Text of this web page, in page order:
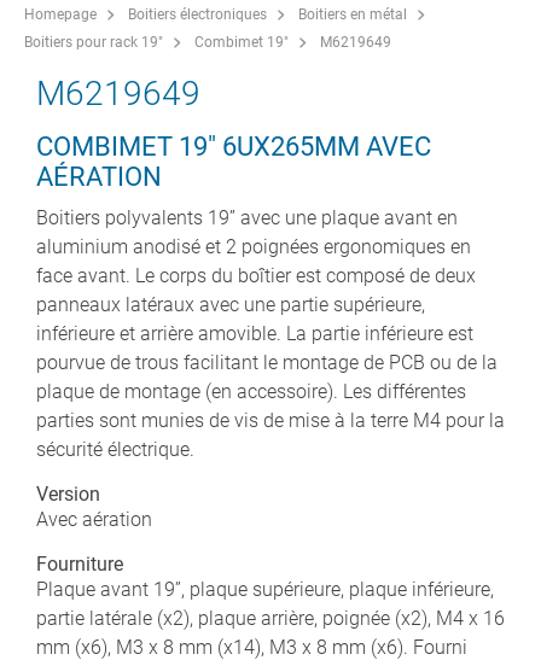
Homepage Boitiers électroniques
Boitiers en métal
Boitiers pour rack 19"
Combimet 19" M6219649
M6219649
COMBIMET 19" 6UX265MM AVEC
AÉRATION
Boitiers polyvalents 19” avec une plaque avant en
aluminium anodisé et 2 poignées ergonomiques en
face avant. Le corps du boîtier est composé de deux
panneaux latéraux avec une partie supérieure,
inférieure et arrière amovible. La partie inférieure est
pourvue de trous facilitant le montage de PCB ou de la
plaque de montage (en accessoire). Les différentes
parties sont munies de vis de mise à la terre M4 pour la
sécurité électrique.
Version
Avec aération
Fourniture
Plaque avant 19”, plaque supérieure, plaque inférieure,
partie latérale (x2), plaque arrière, poignée (x2), M4 x 16
mm (x6), M3 x 8 mm (x14), M3 x 8 mm (x6). Fourni